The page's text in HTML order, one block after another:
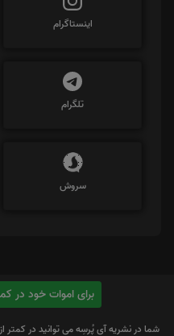
اینستاگرام
تلگرام
سروش
برای اموات خود در کمتر از 3 دقیقه
شما در نشریه آی پُرسِه می توانید در کمتر